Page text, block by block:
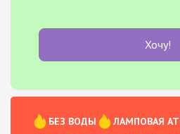
Хочу!
БЕЗ ВОДЫ
ЛАМПОВАЯ